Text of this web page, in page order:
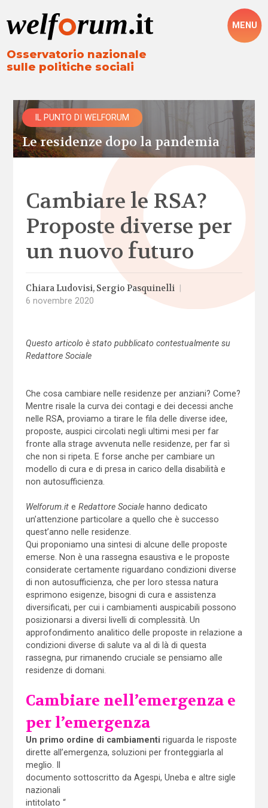
Osservatorio nazionale
sulle politiche sociali
MENU
IL PUNTO DI WELFORUM
Le residenze dopo la pandemia
Cambiare le RSA?
Proposte diverse per
un nuovo futuro
Chiara Ludovisi Sergio Pasquinelli
6 novembre 2020
Questo articolo è stato pubblicato contestualmente su
Redattore Sociale
Che cosa cambiare nelle residenze per anziani? Come?
Mentre risale la curva dei contagi e dei decessi anche
nelle RSA, proviamo a tirare le fila delle diverse idee,
proposte, auspici circolati negli ultimi mesi per far
fronte alla strage avvenuta nelle residenze, per far sì
che non si ripeta. E forse anche per cambiare un
modello di cura e di presa in carico della disabilità e
non autosufficienza.
Welforum.ite Redattore Socialehanno dedicato
un’attenzione particolare a quello che è successo
quest’anno nelle residenze.
Qui proponiamo una sintesi di alcune delle proposte
emerse. Non è una rassegna esaustiva e le proposte
considerate certamente riguardano condizioni diverse
di non autosufficienza, che per loro stessa natura
esprimono esigenze, bisogni di cura e assistenza
diversificati, per cui i cambiamenti auspicabili possono
posizionarsi a diversi livelli di complessità. Un
approfondimento analitico delle proposte in relazione a
condizioni diverse di salute va al di là di questa
rassegna, pur rimanendo cruciale se pensiamo alle
residenze di domani.
Cambiare nell’emergenza e
per l’emergenza
Un primo ordine di cambiamenti riguarda le risposte
dirette all’emergenza, soluzioni per fronteggiarla al
meglio. Il
documento sottoscritto da Agespi, Uneba e altre sigle
nazionali
intitolato “